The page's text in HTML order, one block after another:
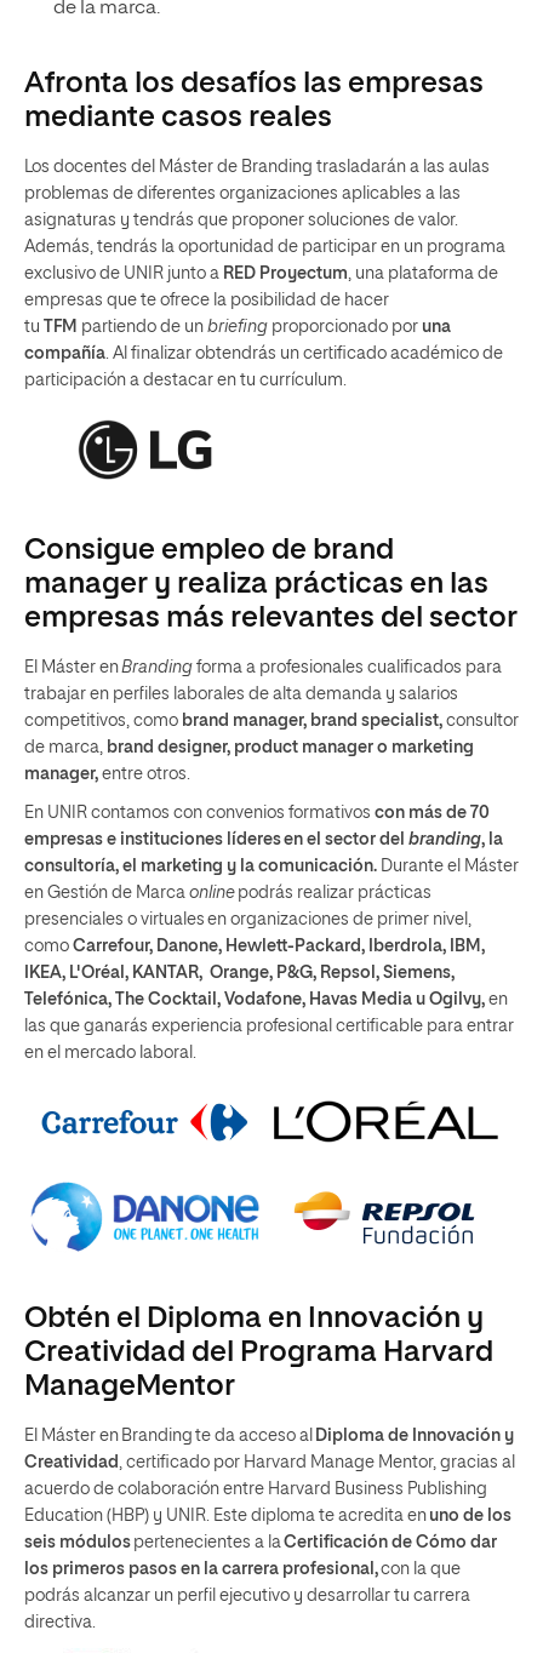
de la marca.
Afronta los desafíos las empresas
mediante casos reales
Los docentes del Máster de Branding trasladarán a las aulas
problemas de diferentes organizaciones aplicables a las
asignaturas y tendrás que proponer soluciones de valor.
Además, tendrás la oportunidad de participar en un programa
exclusivo de UNIR junto a RED Proyectum , una plataforma de
empresas que te ofrece la posibilidad de hacer
tu TFM partiendo de un briefing proporcionado por una
compañía . Al finalizar obtendrás un certificado académico de
participación a destacar en tu currículum.
Consigue empleo de brand
manager y realiza prácticas en las
empresas más relevantes del sector
El Máster enBranding forma a profesionales cualificados para
trabajar en perfiles laborales de alta demanda y salarios
competitivos, como brand manager, brand specialist, consultor
de marca,
brand designer, product manager o marketing
manager, entre otros.
En UNIR contamos con convenios formativos con más de 70
empresas e instituciones líderes en el sector del branding, la
consultoría, el marketing y la comunicación. Durante el Máster
en Gestión de Marca online podrás realizar prácticas
presenciales o virtuales en organizaciones de primer nivel,
como Carrefour, Danone, Hewlett-Packard, Iberdrola, IBM,
IKEA, L'Oréal, KANTAR, Orange, P&G, Repsol, Siemens,
Telefónica, The Cocktail, Vodafone, Havas Media u Ogilvy, en
las que ganarás experiencia profesional certificable para entrar
en el mercado laboral.
Obtén el Diploma en Innovación y
Creatividad del Programa Harvard
ManageMentor
El Máster en Branding te da acceso al Diploma de Innovación y
Creatividad , certificado por Harvard Manage Mentor, gracias al
acuerdo de colaboración entre Harvard Business Publishing
Education (HBP) y UNIR. Este diploma te acredita en uno de los
seis módulos pertenecientes a la Certificación de Cómo dar
los primeros pasos en la carrera profesional,con la que
podrás alcanzar un perfil ejecutivo y desarrollar tu carrera
directiva.